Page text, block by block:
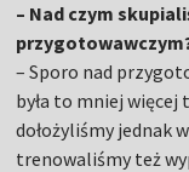
– Nad czym
– Sporo nad
była to mniej więcej
dołożyliśmy jednak
trenowaliśmy też